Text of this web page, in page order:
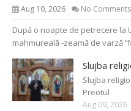
Aug 10, 2026 No Comments
După o noapte de petrecere la
mahmureală -zeamă de varză
Slujba
Slujba
Preotul
Aug 09, 2026